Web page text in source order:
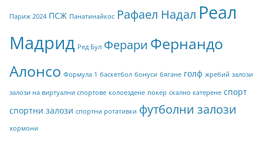
Париж 2024 ПСЖ Панатинайкос Рафаел Надал Реал
Мадрид Ред Бул Ферари Фернандо
Алонсо Формула 1 баскетбол бонуси бягане голф жребий залози
залози на виртуални спортове колоездене покер скално катерене спорт
спортни залози спортни ротативки футболни залози
хормони